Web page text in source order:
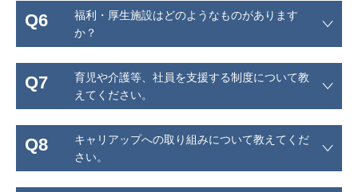
Q6
福利・厚生施設はどのようなものがあります
か？
Q7
育児や介護等、社員を支援する制度について教
えてください。
Q8
キャリアップへの取り組みについて教えてくだ
さい。